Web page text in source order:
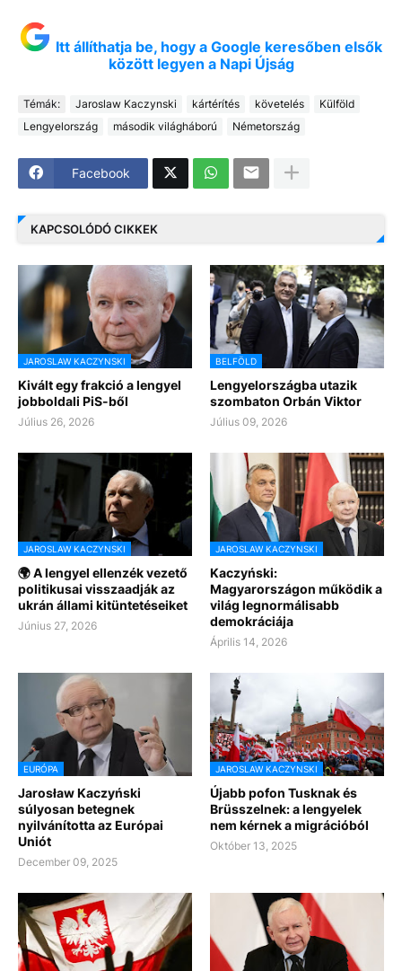
Itt állíthatja be, hogy a Google keresőben elsők
között legyen a Napi Újság
Témák: Jaroslaw Kaczynski kártérítés követelés
Külföld
Lengyelország
második világháború Németország
Facebook
KAPCSOLÓDÓ CIKKEK
JAROSLAW KACZYNSKI
Kivált egy frakció a lengyel
jobboldali PiS-ből
Július 26, 2026
BELFÖLD
Lengyelországba utazik
szombaton Orbán Viktor
Július 09, 2026
JAROSLAW KACZYNSKI
🌍 A lengyel ellenzék vezető
politikusai visszaadják az
ukrán állami kitüntetéseiket
Június 27, 2026
JAROSLAW KACZYNSKI
Kaczyński:
Magyarországon működik a
világ legnormálisabb
demokráciája
Április 14, 2026
EURÓPA
Jarosław Kaczyński
súlyosan betegnek
nyilvánította az Európai
Uniót
December 09, 2025
JAROSLAW KACZYNSKI
Újabb pofon Tusknak és
Brüsszelnek: a lengyelek
nem kérnek a migrációból
Október 13, 2025